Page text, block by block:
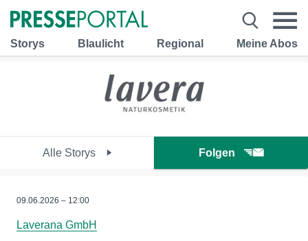
Storys Blaulicht Regional Meine Abos
Alle Storys Folgen
09.06.2026 – 12:00
Laverana GmbH